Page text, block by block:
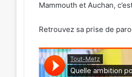
Mammouth et Auchan,
Retrouvez sa prise de